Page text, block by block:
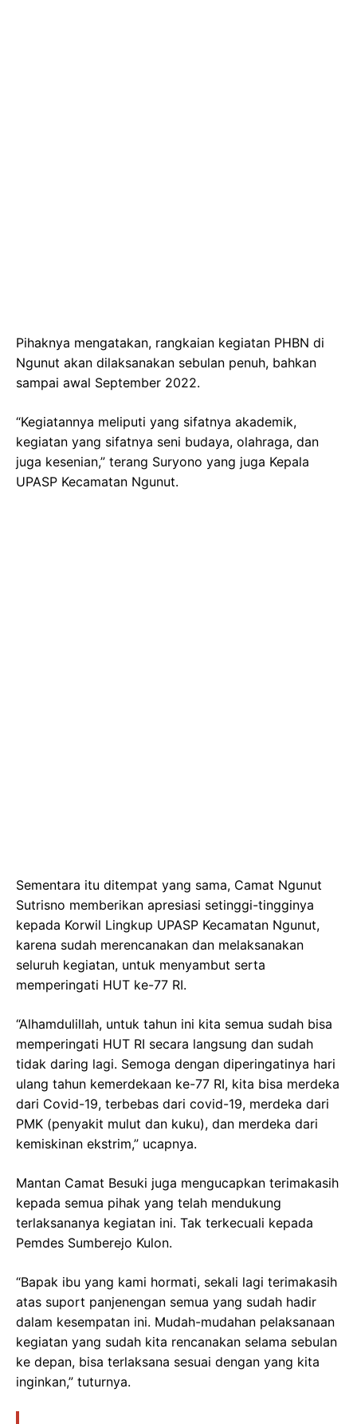
Pihaknya mengatakan, rangkaian kegiatan PHBN di
Ngunut akan dilaksanakan sebulan penuh, bahkan
sampai awal September 2022.
“Kegiatannya meliputi yang sifatnya akademik,
kegiatan yang sifatnya seni budaya, olahraga, dan
juga kesenian,” terang Suryono yang juga Kepala
UPASP Kecamatan Ngunut.
Sementara itu ditempat yang sama, Camat Ngunut
Sutrisno memberikan apresiasi setinggi-tingginya
kepada Korwil Lingkup UPASP Kecamatan Ngunut,
karena sudah merencanakan dan melaksanakan
seluruh kegiatan, untuk menyambut serta
memperingati HUT ke-77 RI.
“Alhamdulillah, untuk tahun ini kita semua sudah bisa
memperingati HUT RI secara langsung dan sudah
tidak daring lagi. Semoga dengan diperingatinya hari
ulang tahun kemerdekaan ke-77 RI, kita bisa merdeka
dari Covid-19, terbebas dari covid-19, merdeka dari
PMK (penyakit mulut dan kuku), dan merdeka dari
kemiskinan ekstrim,” ucapnya.
Mantan Camat Besuki juga mengucapkan terimakasih
kepada semua pihak yang telah mendukung
terlaksananya kegiatan ini. Tak terkecuali kepada
Pemdes Sumberejo Kulon.
“Bapak ibu yang kami hormati, sekali lagi terimakasih
atas suport panjenengan semua yang sudah hadir
dalam kesempatan ini. Mudah-mudahan pelaksanaan
kegiatan yang sudah kita rencanakan selama sebulan
ke depan, bisa terlaksana sesuai dengan yang kita
inginkan,” tuturnya.